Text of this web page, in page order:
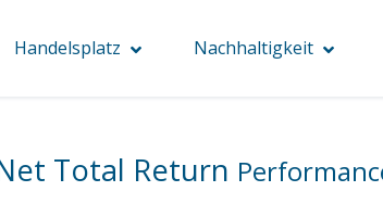
Handelsplatz Nachhaltigkeit
Total Return